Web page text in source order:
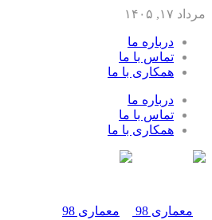
مرداد ۱۷, ۱۴۰۵
درباره ما
تماس با ما
همکاری با ما
درباره ما
تماس با ما
همکاری با ما